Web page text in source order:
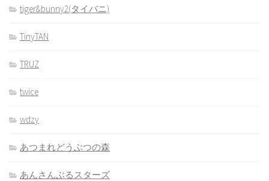
tiger&bunny2(タイバニ)
TinyTAN
TRUZ
twice
wdzy
あつまれどうぶつの森
あんさんぶるスターズ